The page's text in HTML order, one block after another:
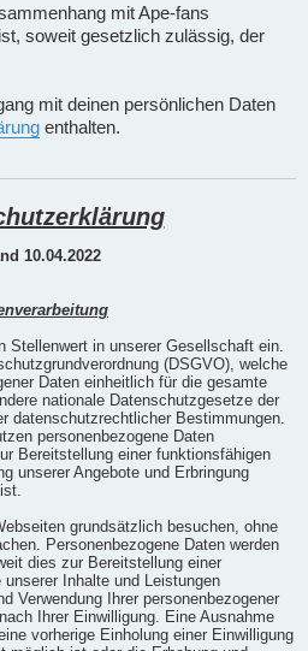
mit Ape-fans
soweit gesetzlich zulässig, der
mit deinen persönlichen Daten
enthalten.
10.04.2022
Stellenwert in unserer Gesellschaft ein.
(DSGVO), welche
Daten einheitlich für die gesamte
nationale Datenschutzgesetze der
datenschutzrechtlicher Bestimmungen.
personenbezogene Daten
Bereitstellung einer funktionsfähigen
unserer Angebote und Erbringung
grundsätzlich besuchen, ohne
Personenbezogene Daten werden
dies zur Bereitstellung einer
Inhalte und Leistungen
Verwendung Ihrer personenbezogener
Ihrer Einwilligung. Eine Ausnahme
vorherige Einholung einer Einwilligung